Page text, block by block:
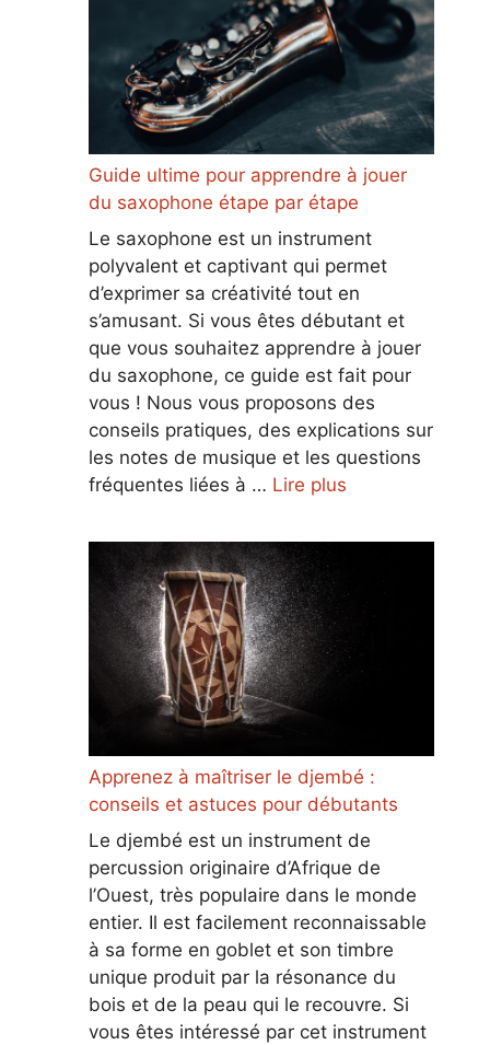
Guide ultime pour apprendre à jouer
du saxophone étape par étape
Le saxophone est un instrument
polyvalent et captivant qui permet
d’exprimer sa créativité tout en
s’amusant. Si vous êtes débutant et
que vous souhaitez apprendre à jouer
du saxophone, ce guide est fait pour
vous ! Nous vous proposons des
conseils pratiques, des explications sur
les notes de musique et les questions
fréquentes liées à … Lire plus
Apprenez à maîtriser le djembé :
conseils et astuces pour débutants
Le djembé est un instrument de
percussion originaire d’Afrique de
l’Ouest, très populaire dans le monde
entier. Il est facilement reconnaissable
à sa forme en goblet et son timbre
unique produit par la résonance du
bois et de la peau qui le recouvre. Si
vous êtes intéressé par cet instrument